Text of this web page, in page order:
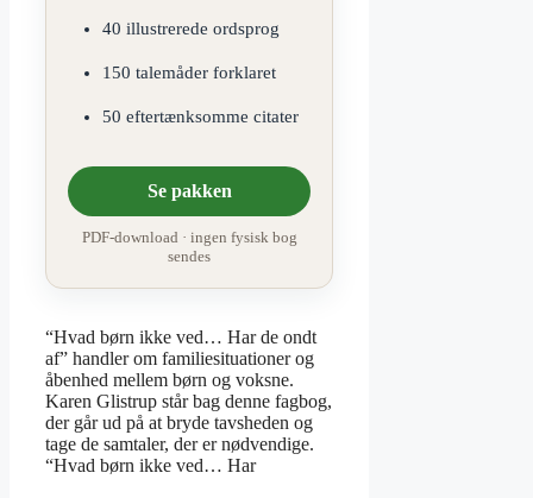
40 illustrerede ordsprog
150 talemåder forklaret
50 eftertænksomme citater
Se pakken
PDF-download · ingen fysisk bog
sendes
“Hvad børn ikke ved… Har de ondt
af” handler om familiesituationer og
åbenhed mellem børn og voksne.
Karen Glistrup står bag denne fagbog,
der går ud på at bryde tavsheden og
tage de samtaler, der er nødvendige.
“Hvad børn ikke ved… Har